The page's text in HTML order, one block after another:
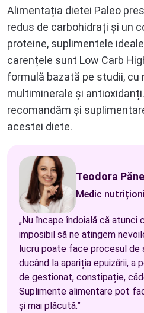
Alimentația dietei Paleo
redus de carbohidrați și un
proteine, suplimentele
carențele sunt Low Carb
formulă bazată pe studii, cu
multiminerale și
recomandăm și
acestei diete.
Teodora
Medic
„Nu încape îndoială că
imposibil să ne atingem
lucru poate face procesul de
ducând la apariția epuizării, a
de gestionat, constipație,
Suplimente alimentare pot
și mai plăcută.”